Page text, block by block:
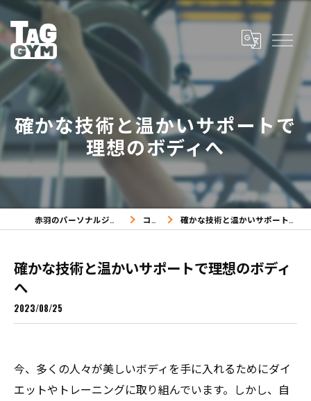
確かな技術と温かいサポートで
理想のボディへ
コラム 確かな技術と温かいサポートで理想のボディへ
確かな技術と温かいサポートで理想のボディ
へ
2023/08/25
今、多くの人々が美しいボディを手に入れるためにダイ
エットやトレーニングに取り組んでいます。しかし、自